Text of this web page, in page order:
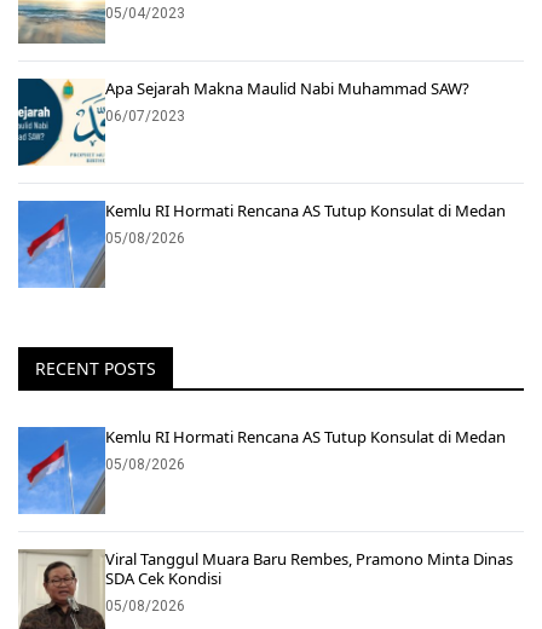
05/04/2023
Apa Sejarah Makna Maulid Nabi Muhammad SAW?
06/07/2023
Kemlu RI Hormati Rencana AS Tutup Konsulat di Medan
05/08/2026
RECENT POSTS
Kemlu RI Hormati Rencana AS Tutup Konsulat di Medan
05/08/2026
Viral Tanggul Muara Baru Rembes, Pramono Minta Dinas
SDA Cek Kondisi
05/08/2026